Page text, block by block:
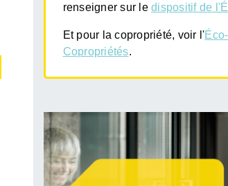
renseigner sur ledispositif de
Et pour la copropriété, voir l'
Copropriétés.